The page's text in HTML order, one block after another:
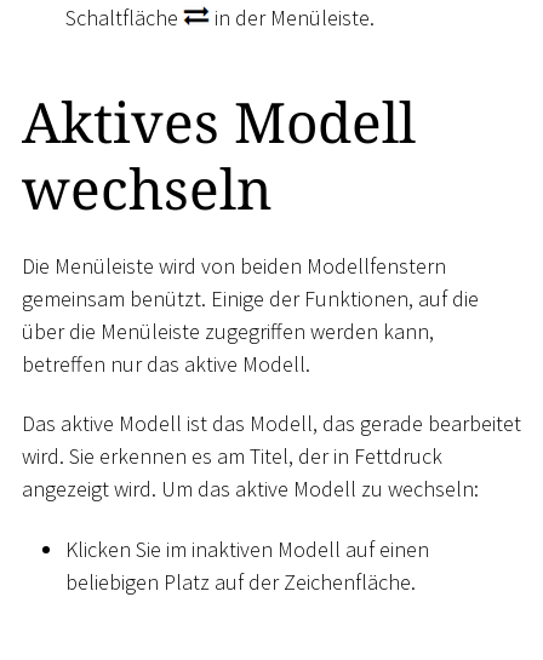
Schaltfläche
in der Menüleiste.
Aktives Modell
wechseln
Die Menüleiste wird von beiden Modellfenstern
gemeinsam benützt. Einige der Funktionen, auf die
über die Menüleiste zugegriffen werden kann,
betreffen nur das aktive Modell.
Das aktive Modell ist das Modell, das gerade bearbeitet
wird. Sie erkennen es am Titel, der in Fettdruck
angezeigt wird. Um das aktive Modell zu wechseln:
Klicken Sie im inaktiven Modell auf einen
beliebigen Platz auf der Zeichenfläche.